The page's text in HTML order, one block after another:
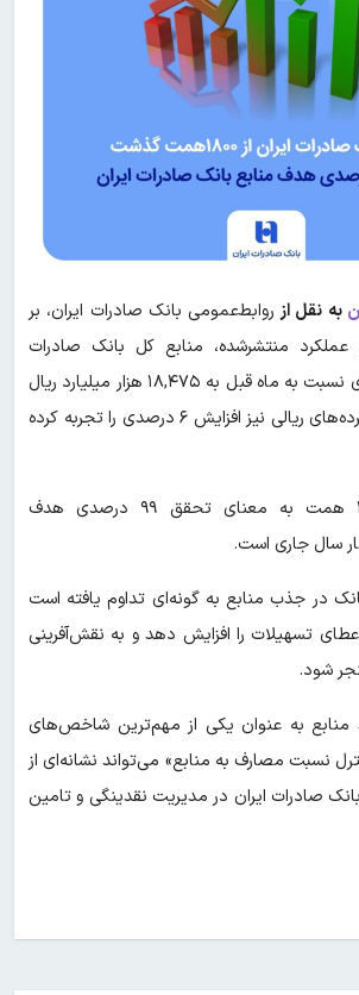
به نقل از روابط‌عمومی بانک صادرات ایران، بر
منتشرشده، منابع کل بانک صادرات
ایران با رشد ۵ درصدی نسبت به ماه قبل به ۱۸,۴۷۵ هزار میلیارد ریال
رسیده و در بخش سپرده‌های ریالی نیز افزایش ۶ درصدی را تجربه کرده
عبور منابع از ۱۸۰۰ همت به معنای تحقق ۹۹ درصدی هدف
سال جاری است.
در جذب منابع به گونه‌ای تداوم یافته است
تسهیلات را افزایش دهد و به نقش‌آفرینی
شود.
به عنوان یکی از مهم‌ترین شاخص‌های
نسبت مصارف به منابع» می‌تواند نشانه‌ای از
صادرات ایران در مدیریت نقدینگی و تامین